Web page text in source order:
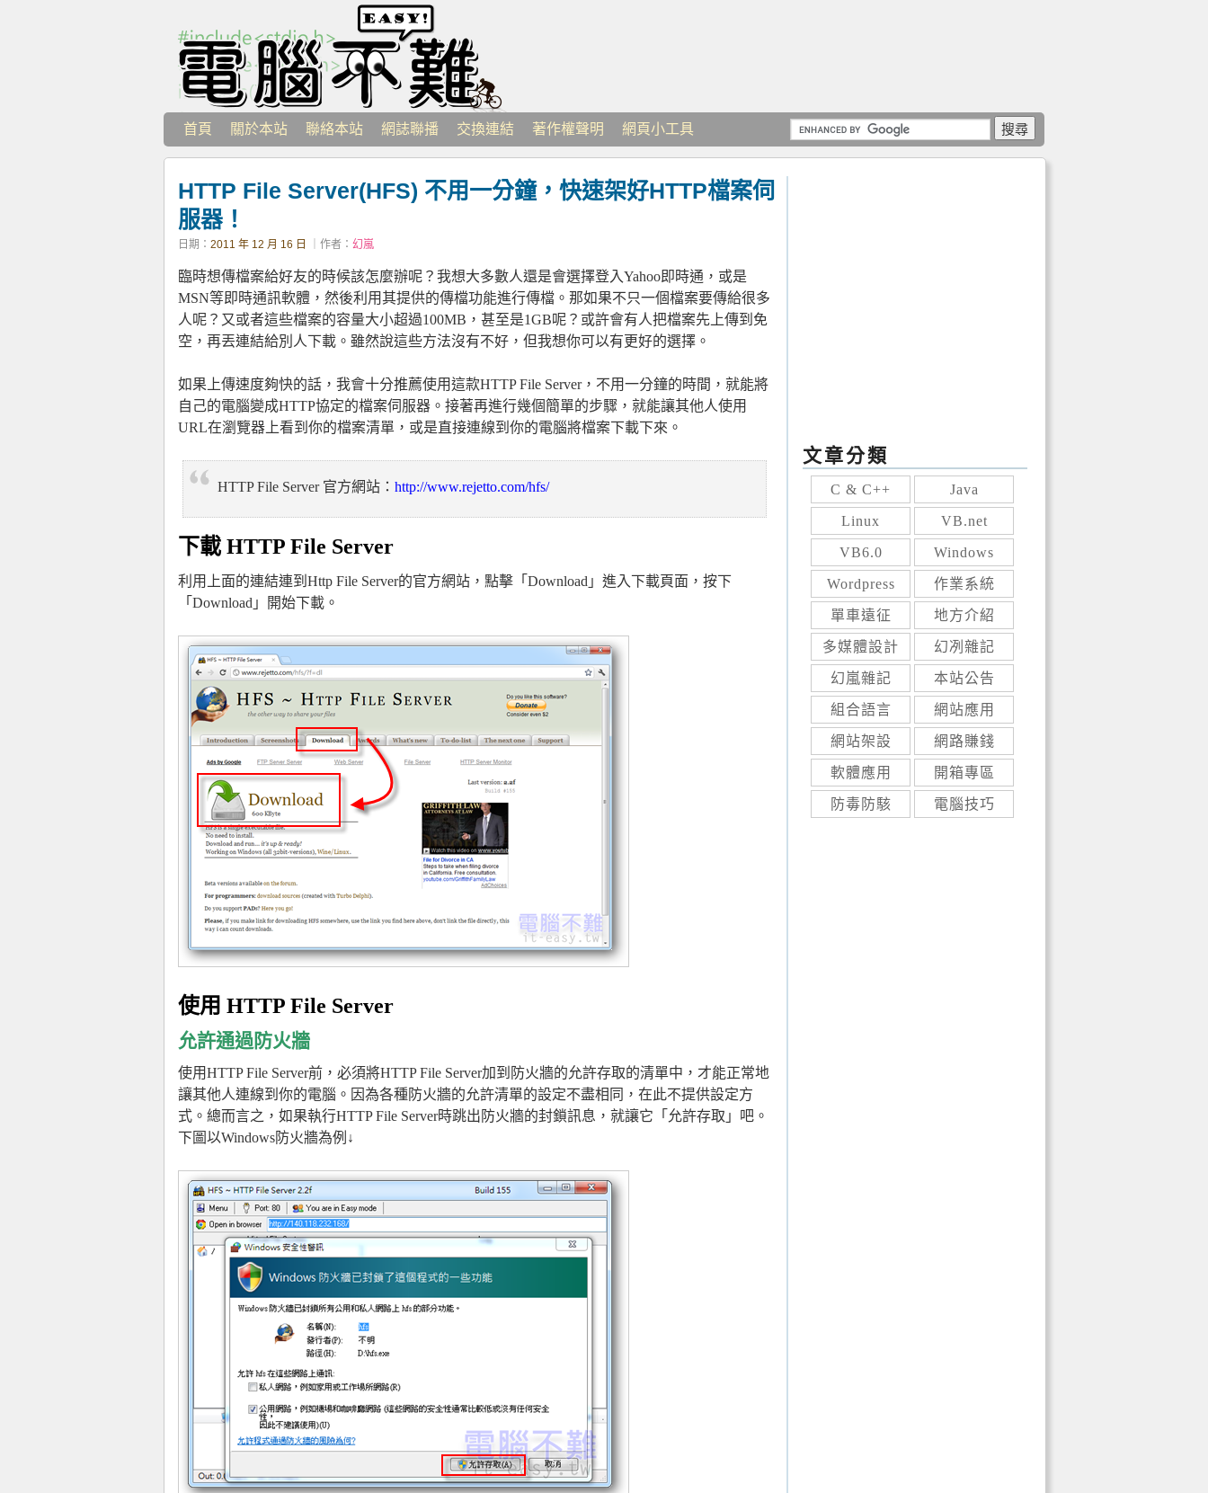
首頁 關於本站 聯絡本站 網誌聯播 交換連結 著作權聲明 網頁小工具
HTTP File Server(HFS) 不用一分鐘，快速架好HTTP檔案伺
服器！
日期： 2011 年 12 月 16 日 ｜作者： 幻嵐
臨時想傳檔案給好友的時候該怎麼辦呢？我想大多數人還是會選擇登入Yahoo即時通，或是
MSN等即時通訊軟體，然後利用其提供的傳檔功能進行傳檔。那如果不只一個檔案要傳給很多
人呢？又或者這些檔案的容量大小超過100MB，甚至是1GB呢？或許會有人把檔案先上傳到免
空，再丟連結給別人下載。雖然說這些方法沒有不好，但我想你可以有更好的選擇。
如果上傳速度夠快的話，我會十分推薦使用這款HTTP File Server，不用一分鐘的時間，就能將
自己的電腦變成HTTP協定的檔案伺服器。接著再進行幾個簡單的步驟，就能讓其他人使用
URL在瀏覽器上看到你的檔案清單，或是直接連線到你的電腦將檔案下載下來。
HTTP File Server 官方網站： http://www.rejetto.com/hfs/
下載 HTTP File Server
利用上面的連結連到Http File Server的官方網站，點擊「Download」進入下載頁面，按下
「Download」開始下載。
使用 HTTP File Server
允許通過防火牆
使用HTTP File Server前，必須將HTTP File Server加到防火牆的允許存取的清單中，才能正常地
讓其他人連線到你的電腦。因為各種防火牆的允許清單的設定不盡相同，在此不提供設定方
式。總而言之，如果執行HTTP File Server時跳出防火牆的封鎖訊息，就讓它「允許存取」吧。
下圖以Windows防火牆為例↓
文章分類
C & C++ Java
Linux VB.net
VB6.0 Windows
Wordpress 作業系統
單車遠征 地方介紹
多媒體設計 幻冽雜記
幻嵐雜記 本站公告
組合語言 網站應用
網站架設 網路賺錢
軟體應用 開箱專區
防毒防駭 電腦技巧